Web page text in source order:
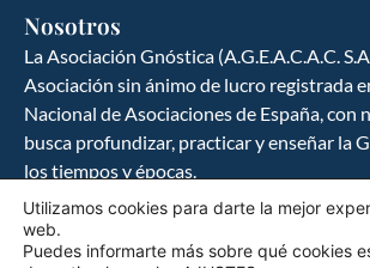
Nosotros
La Asociación Gnóstica (A.G.E.A.C.A.C.
Asociación sin ánimo de lucro registrada
Nacional de Asociaciones de España, con
busca profundizar, practicar y enseñar la
los tiempos y épocas.
Utilizamos cookies para darte la mejor
web.
Puedes informarte más sobre qué cookies